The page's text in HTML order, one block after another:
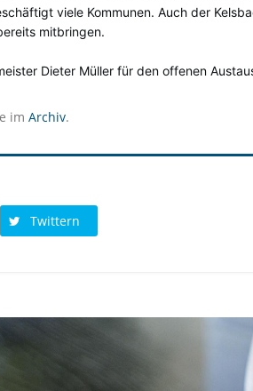
viele Kommunen. Auch der
mitbringen.
Dieter Müller für den offenen
im Archiv.
Twittern